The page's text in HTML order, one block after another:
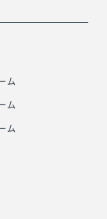
ム
ム
ム